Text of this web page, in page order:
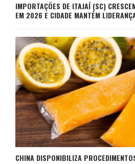
IMPORTAÇÕES DE ITAJAÍ (SC)
EM 2026 E CIDADE MANTÉM
CHINA DISPONIBILIZA